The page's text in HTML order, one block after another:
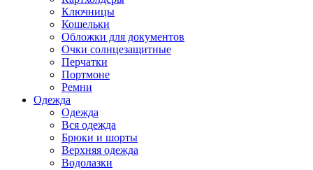
Ключницы
Кошельки
Обложки для документов
Очки солнцезащитные
Перчатки
Портмоне
Ремни
Одежда
Одежда
Вся одежда
Брюки и шорты
Верхняя одежда
Водолазки